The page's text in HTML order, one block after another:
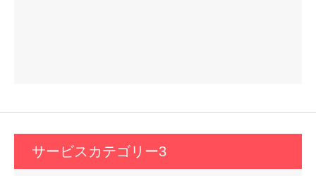
サービスカテゴリー3